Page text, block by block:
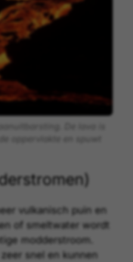
vulkanisch puin en
of smeltwater wordt
modderstroom.
snel en kunnen